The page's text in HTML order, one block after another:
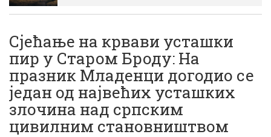
Сјећање на крвави усташки
пир у Старом Броду: На
празник Младенци догодио се
један од највећих усташких
злочина над српским
цивилним становништвом